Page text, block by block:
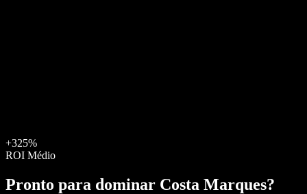
+325%
ROI Médio
Pronto para dominar Costa Marques?